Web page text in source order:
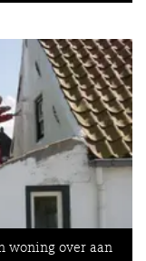
woning over aan